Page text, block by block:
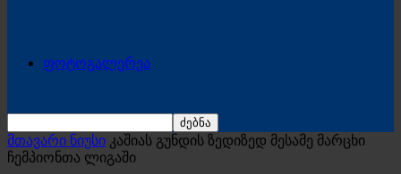
ფოტოგალერეა
მთავარი ნიუსი კაშიას გუნდის ზედიზედ მესამე მარცხი
ჩემპიონთა ლიგაში